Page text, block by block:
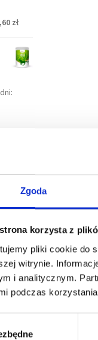
Zgoda
korzysta z
pliki cookie do
witrynie.
i analitycznym.
podczas korzystania
zł
zł